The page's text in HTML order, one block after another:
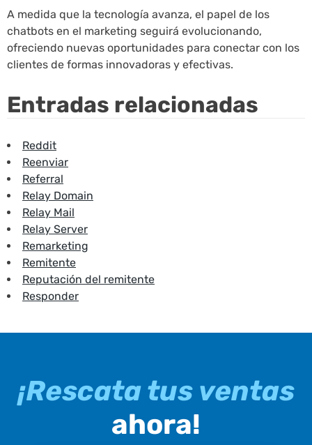
A medida que la tecnología avanza, el papel de los
chatbots en el marketing seguirá evolucionando,
ofreciendo nuevas oportunidades para conectar con los
clientes de formas innovadoras y efectivas.
Entradas relacionadas
Reddit
Reenviar
Referral
Relay Domain
Relay Mail
Relay Server
Remarketing
Remitente
Reputación del remitente
Responder
¡Rescata tus ventas
ahora!